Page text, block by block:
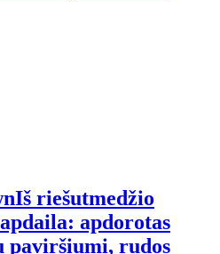
Iš riešutmedžio
apdorotas
paviršiumi, rudos